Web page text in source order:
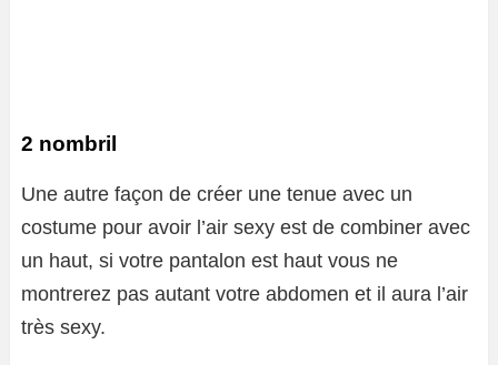
2 nombril
Une autre façon de créer une tenue avec un
costume pour avoir l’air sexy est de combiner avec
un haut, si votre pantalon est haut vous ne
montrerez pas autant votre abdomen et il aura l’air
très sexy.